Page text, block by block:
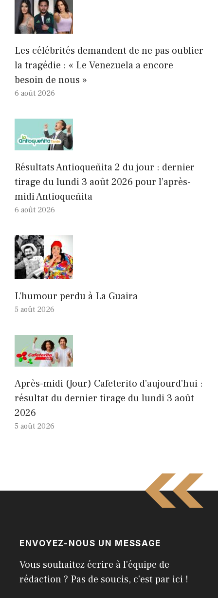
Les célébrités demandent de ne pas oublier
la tragédie : « Le Venezuela a encore
besoin de nous »
6 août 2026
Résultats Antioqueñita 2 du jour : dernier
tirage du lundi 3 août 2026 pour l’après-
midi Antioqueñita
6 août 2026
L’humour perdu à La Guaira
5 août 2026
Après-midi (Jour) Cafeterito d’aujourd’hui :
résultat du dernier tirage du lundi 3 août
2026
5 août 2026
ENVOYEZ-NOUS UN MESSAGE
Vous souhaitez écrire à l'équipe de
rédaction ? Pas de soucis, c'est par ici !